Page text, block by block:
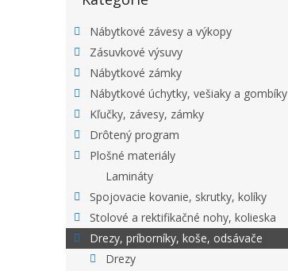
Nábytkové závesy a výkopy
Zásuvkové výsuvy
Nábytkové zámky
Nábytkové úchytky, vešiaky a gombíky
Kľučky, závesy, zámky
Drôtený program
Plošné materiály
Lamináty
Spojovacie kovanie, skrutky, kolíky
Stolové a rektifikačné nohy, kolieska
Drezy, príborníky, koše, odsávače
Drezy